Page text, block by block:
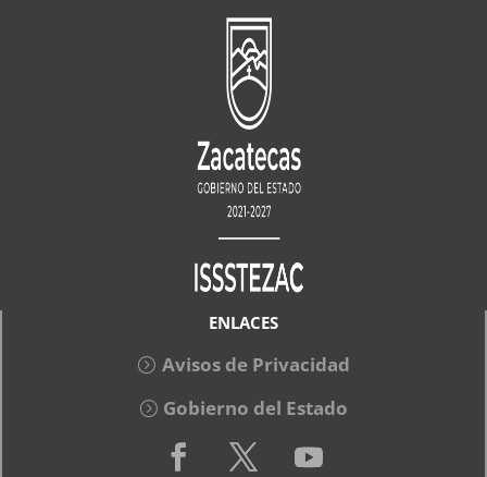
ENLACES
Avisos de Privacidad
Gobierno del Estado